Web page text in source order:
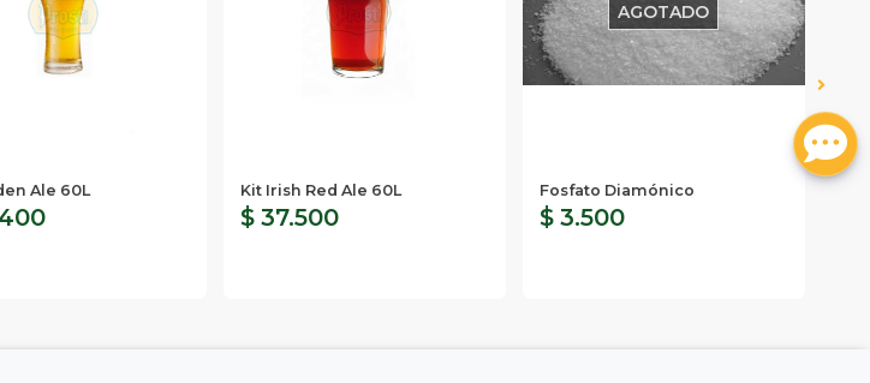
Ale 60L Kit Irish Red Ale 60L
$ 37.500
AGOTADO
Fosfato Diamónico
$ 3.500